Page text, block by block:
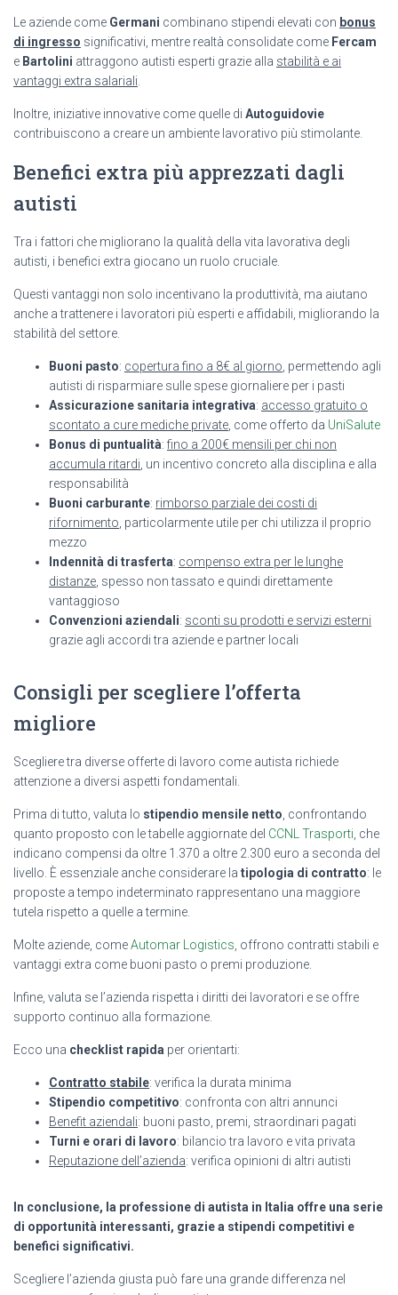
Le aziende come Germani combinano stipendi elevati con bonus
di ingresso significativi, mentre realtà consolidate come Fercam
e Bartolini attraggono autisti esperti grazie alla stabilità e ai
vantaggi extra salariali
Inoltre, iniziative innovative come quelle di Autoguidovie
contribuiscono a creare un ambiente lavorativo più stimolante.
Benefici extra più apprezzati dagli
autisti
Tra i fattori che migliorano la qualità della vita lavorativa degli
autisti, i benefici extra giocano un ruolo cruciale.
Questi vantaggi non solo incentivano la produttività, ma aiutano
anche a trattenere i lavoratori più esperti e affidabili, migliorando la
stabilità del settore.
Buoni pasto: copertura fino a 8€ al giorno , permettendo agli
autisti di risparmiare sulle spese giornaliere per i pasti
Assicurazione sanitaria integrativa: accesso gratuito o
scontato a cure mediche private , come offerto da UniSalute
Bonus di puntualità: fino a 200€ mensili per chi non
accumula ritardi , un incentivo concreto alla disciplina e alla
responsabilità
Buoni carburante: rimborso parziale dei costi di
rifornimento , particolarmente utile per chi utilizza il proprio
mezzo
Indennità di trasferta: compenso extra per le lunghe
distanze , spesso non tassato e quindi direttamente
vantaggioso
Convenzioni aziendali: sconti su prodotti e servizi esterni
grazie agli accordi tra aziende e partner locali
Consigli per scegliere l’offerta
migliore
Scegliere tra diverse offerte di lavoro come autista richiede
attenzione a diversi aspetti fondamentali.
Prima di tutto, valuta lo stipendio mensile netto , confrontando
quanto proposto con le tabelle aggiornate del CCNL Trasporti , che
indicano compensi da oltre 1.370 a oltre 2.300 euro a seconda del
livello. È essenziale anche considerare la tipologia di contratto: le
proposte a tempo indeterminato rappresentano una maggiore
tutela rispetto a quelle a termine.
Molte aziende, comeAutomar Logistics , offrono contratti stabili e
vantaggi extra come buoni pasto o premi produzione.
Infine, valuta se l’azienda rispetta i diritti dei lavoratori e se offre
supporto continuo alla formazione.
Ecco una checklist rapida per orientarti:
Contratto stabile: verifica la durata minima
Stipendio competitivo: confronta con altri annunci
Benefit aziendali: buoni pasto, premi, straordinari pagati
Turni e orari di lavoro: bilancio tra lavoro e vita privata
Reputazione dell’azienda: verifica opinioni di altri autisti
In conclusione, la professione di autista in Italia offre una serie
di opportunità interessanti, grazie a stipendi competitivi e
benefici significativi.
Scegliere l’azienda giusta può fare una grande differenza nel